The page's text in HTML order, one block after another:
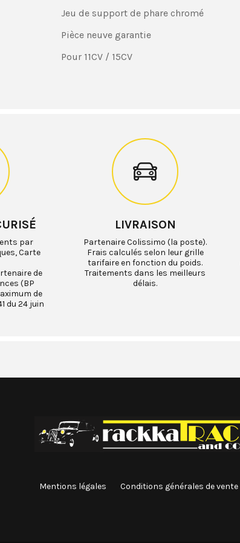
Jeu de support de phare chromé
Pièce neuve garantie
Pour 11CV / 15CV
par
Carte
de
(BP
de
du 24 juin
LIVRAISON
Partenaire Colissimo (la poste).
Frais calculés selon leur grille
tarifaire en fonction du poids.
Traitements dans les meilleurs
délais.
Mentions légales Conditions générales de vente